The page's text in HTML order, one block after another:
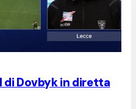
di Dovbyk in diretta